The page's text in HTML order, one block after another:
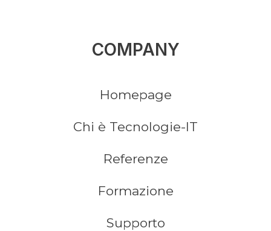
COMPANY
Homepage
Chi è Tecnologie-IT
Referenze
Formazione
Supporto